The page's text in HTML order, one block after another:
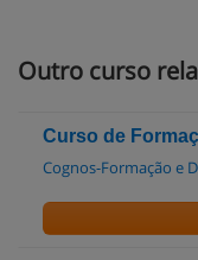
Outro curso
Curso de
Cognos-Formação e